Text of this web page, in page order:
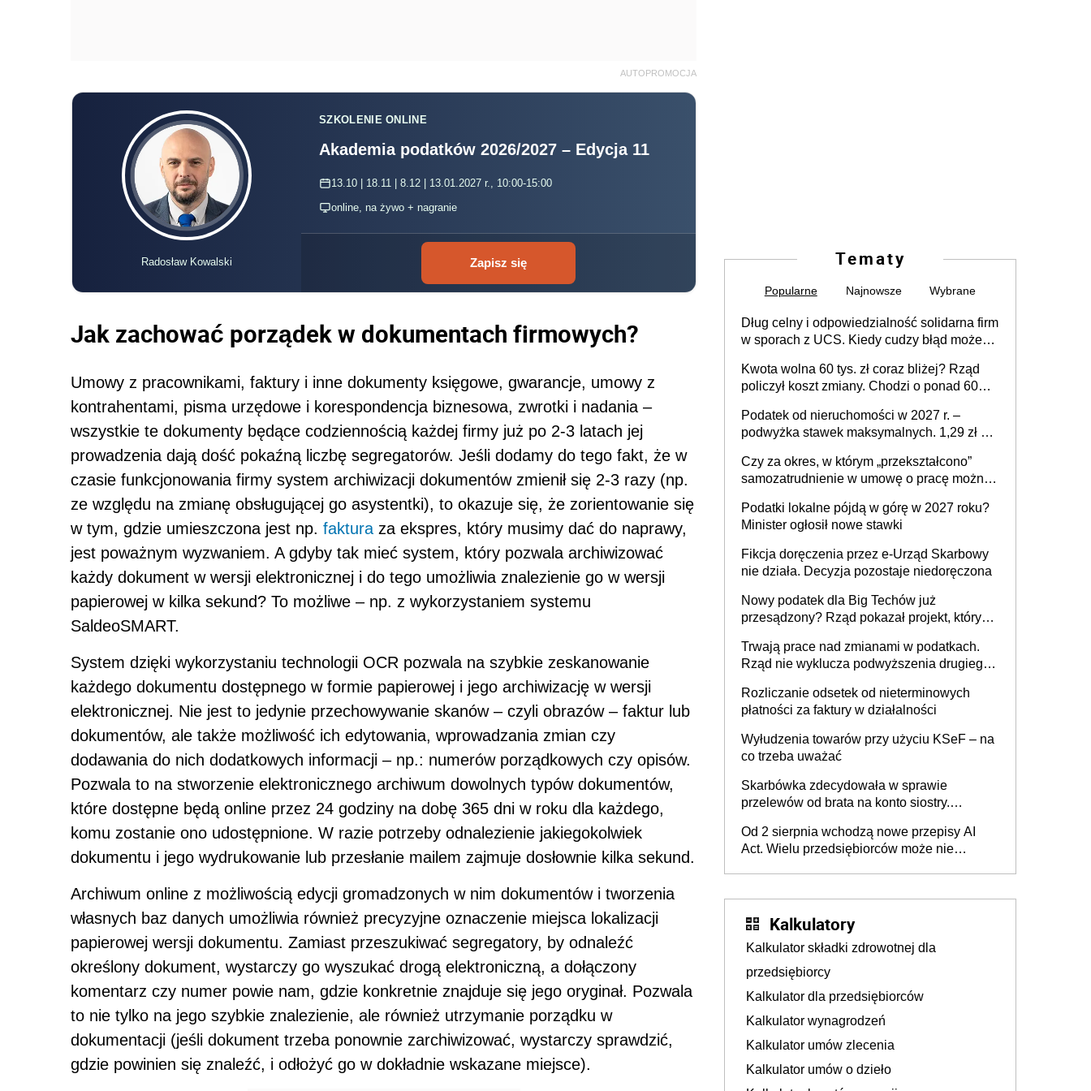
AUTOPROMOCJA
Radosław Kowalski
SZKOLENIE ONLINE
Akademia podatków 2026/2027 – Edycja 11
13.10 | 18.11 | 8.12 | 13.01.2027 r., 10:00-15:00
online, na żywo + nagranie
Zapisz się
Jak zachować porządek w dokumentach firmowych?
Umowy z pracownikami, faktury i inne dokumenty księgowe, gwarancje, umowy z
kontrahentami, pisma urzędowe i korespondencja biznesowa, zwrotki i nadania –
wszystkie te dokumenty będące codziennością każdej firmy już po 2-3 latach jej
prowadzenia dają dość pokaźną liczbę segregatorów. Jeśli dodamy do tego fakt, że w
czasie funkcjonowania firmy system archiwizacji dokumentów zmienił się 2-3 razy (np.
ze względu na zmianę obsługującej go asystentki), to okazuje się, że zorientowanie się
w tym, gdzie umieszczona jest np. faktura za ekspres, który musimy dać do naprawy,
jest poważnym wyzwaniem. A gdyby tak mieć system, który pozwala archiwizować
każdy dokument w wersji elektronicznej i do tego umożliwia znalezienie go w wersji
papierowej w kilka sekund? To możliwe – np. z wykorzystaniem systemu
SaldeoSMART.
System dzięki wykorzystaniu technologii OCR pozwala na szybkie zeskanowanie
każdego dokumentu dostępnego w formie papierowej i jego archiwizację w wersji
elektronicznej. Nie jest to jedynie przechowywanie skanów – czyli obrazów – faktur lub
dokumentów, ale także możliwość ich edytowania, wprowadzania zmian czy
dodawania do nich dodatkowych informacji – np.: numerów porządkowych czy opisów.
Pozwala to na stworzenie elektronicznego archiwum dowolnych typów dokumentów,
które dostępne będą online przez 24 godziny na dobę 365 dni w roku dla każdego,
komu zostanie ono udostępnione. W razie potrzeby odnalezienie jakiegokolwiek
dokumentu i jego wydrukowanie lub przesłanie mailem zajmuje dosłownie kilka sekund.
Archiwum online z możliwością edycji gromadzonych w nim dokumentów i tworzenia
własnych baz danych umożliwia również precyzyjne oznaczenie miejsca lokalizacji
papierowej wersji dokumentu. Zamiast przeszukiwać segregatory, by odnaleźć
określony dokument, wystarczy go wyszukać drogą elektroniczną, a dołączony
komentarz czy numer powie nam, gdzie konkretnie znajduje się jego oryginał. Pozwala
to nie tylko na jego szybkie znalezienie, ale również utrzymanie porządku w
dokumentacji (jeśli dokument trzeba ponownie zarchiwizować, wystarczy sprawdzić,
gdzie powinien się znaleźć, i odłożyć go w dokładnie wskazane miejsce).
Tematy
Popularne Najnowsze Wybrane
Dług celny i odpowiedzialność solidarna firm
w sporach z UCS. Kiedy cudzy błąd może
Kwota wolna 60 tys. zł coraz bliżej? Rząd
policzył koszt zmiany. Chodzi o ponad 60
Podatek od nieruchomości w 2027 r. –
podwyżka stawek maksymalnych. 1,29 zł za
budynków i lokali związanych z
prowadzeniem działalności gospodarczej
Czy za okres, w którym „przekształcono”
samozatrudnienie w umowę o pracę można
umowy cywilnoprawnej jedynym
racjonalnym wyjściem
Podatki lokalne pójdą w górę w 2027 roku?
Minister ogłosił nowe stawki
Fikcja doręczenia przez e-Urząd Skarbowy
nie działa. Decyzja pozostaje niedoręczona
Nowy podatek dla Big Techów już
przesądzony? Rząd pokazał projekt, który
Trwają prace nad zmianami w podatkach.
Rząd nie wyklucza podwyższenia drugiego
Rozliczanie odsetek od nieterminowych
płatności za faktury w działalności
Wyłudzenia towarów przy użyciu KSeF – na
co trzeba uważać
Skarbówka zdecydowała w sprawie
przelewów od brata na konto siostry.
darowizna, ale podatku jednak nie będzie
Od 2 sierpnia wchodzą nowe przepisy AI
Act. Wielu przedsiębiorców może nie
Kalkulatory
Kalkulator składki zdrowotnej dla
przedsiębiorcy
Kalkulator dla przedsiębiorców
Kalkulator wynagrodzeń
Kalkulator umów zlecenia
Kalkulator umów o dzieło